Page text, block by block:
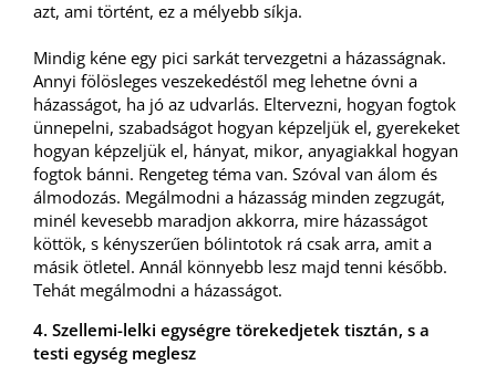
azt, ami történt, ez a mélyebb síkja.
Mindig kéne egy pici sarkát tervezgetni a házasságnak.
Annyi fölösleges veszekedéstől meg lehetne óvni a
házasságot, ha jó az udvarlás. Eltervezni, hogyan fogtok
ünnepelni, szabadságot hogyan képzeljük el, gyerekeket
hogyan képzeljük el, hányat, mikor, anyagiakkal hogyan
fogtok bánni. Rengeteg téma van. Szóval van álom és
álmodozás. Megálmodni a házasság minden zegzugát,
minél kevesebb maradjon akkorra, mire házasságot
köttök, s kényszerűen bólintotok rá csak arra, amit a
másik ötletel. Annál könnyebb lesz majd tenni később.
Tehát megálmodni a házasságot.
4. Szellemi-lelki egységre törekedjetek tisztán, s a
testi egység meglesz